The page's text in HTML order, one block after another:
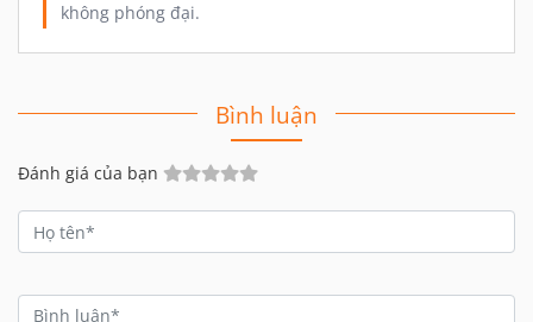
không phóng đại.
Bình luận
Đánh giá của bạn